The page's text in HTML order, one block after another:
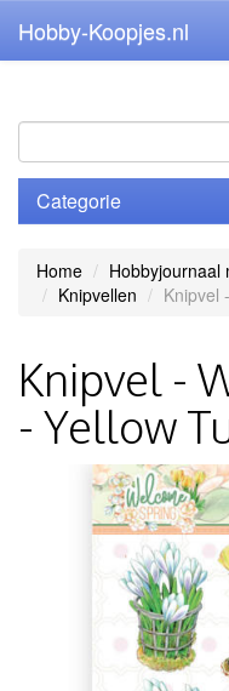
Hobby-Koopjes.nl
Categorie
Home Hobbyjournaal
Knipvellen
Knipvel
Knipvel -
- Yellow